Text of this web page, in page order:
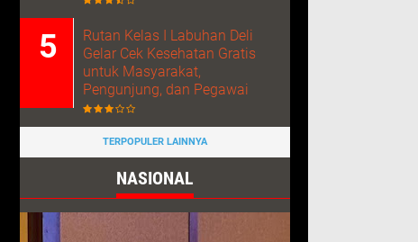
Rutan Kelas I Labuhan Deli
Gelar Cek Kesehatan Gratis
untuk Masyarakat,
Pengunjung, dan Pegawai
TERPOPULER LAINNYA
NASIONAL